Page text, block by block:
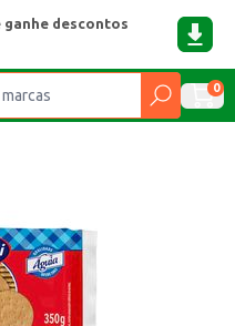
ganhe descontos
0